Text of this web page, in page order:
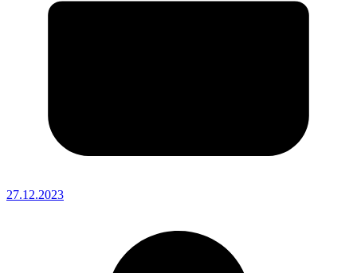
27.12.2023